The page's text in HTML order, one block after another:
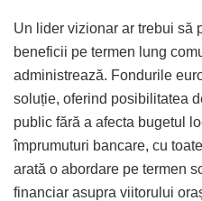
Un lider vizionar ar trebui să
beneficii pe termen lung
administrează. Fondurile
soluție, oferind posibilitatea
public fără a afecta bugetul
împrumuturi bancare, cu
arată o abordare pe termen
financiar asupra viitorului